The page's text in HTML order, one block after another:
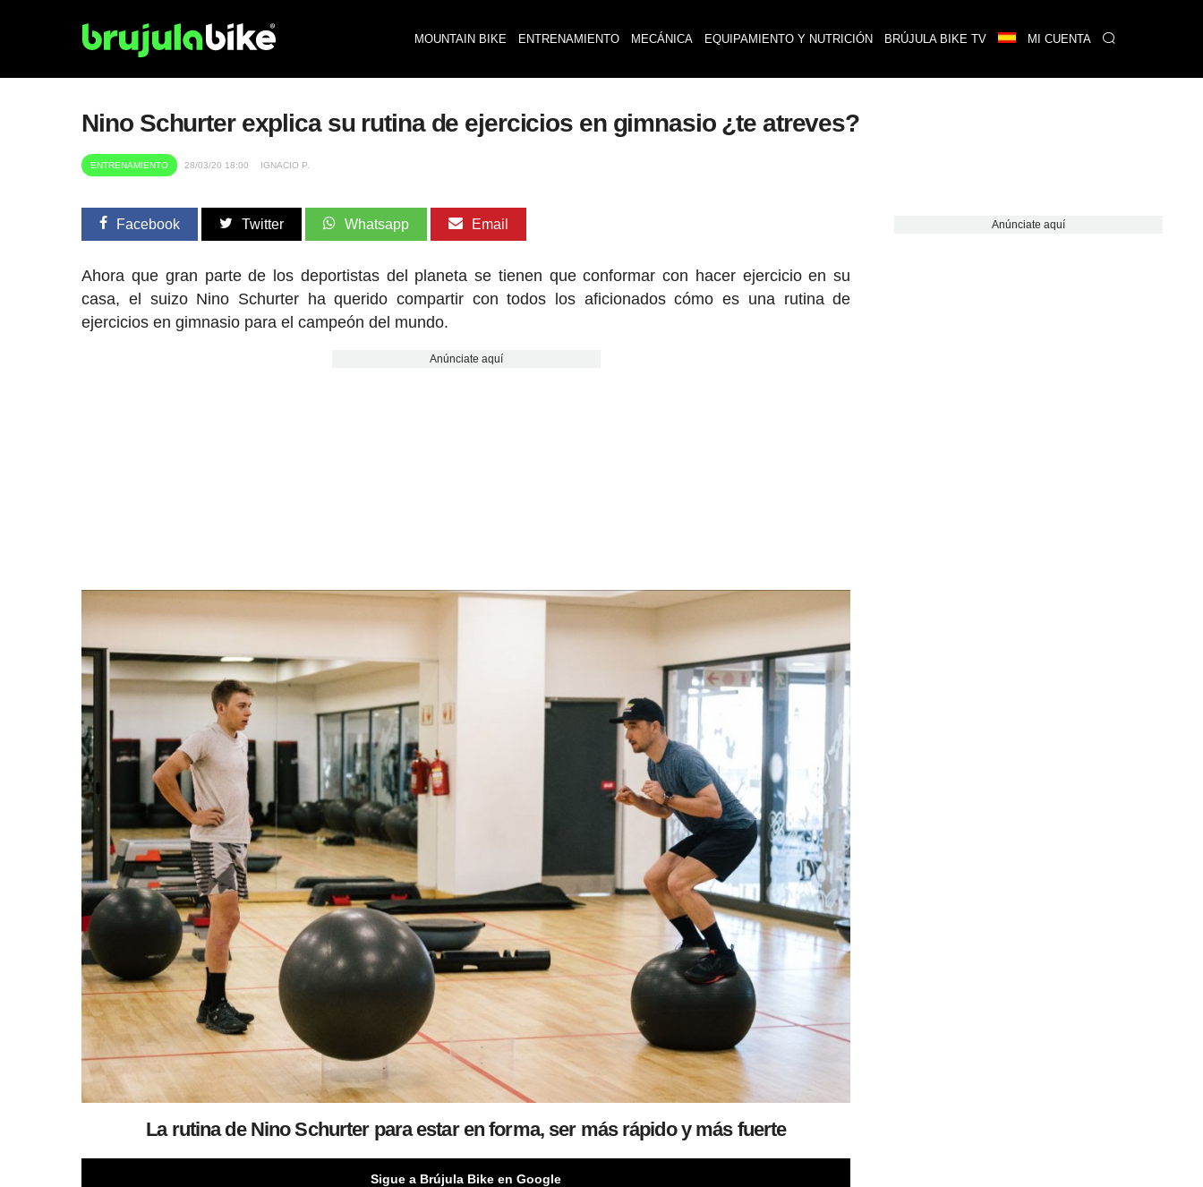
MOUNTAIN BIKE ENTRENAMIENTO MECÁNICA EQUIPAMIENTO Y NUTRICIÓN BRÚJULA BIKE TV MI CUENTA
Nino Schurter explica su rutina de ejercicios en gimnasio ¿te atreves?
ENTRENAMIENTO 28/03/20 18:00 IGNACIO P.
Facebook Twitter Whatsapp Email
Ahora que gran parte de los deportistas del planeta se tienen que conformar con hacer ejercicio en su
casa, el suizo Nino Schurter ha querido compartir con todos los aficionados cómo es una rutina de
ejercicios en gimnasio para el campeón del mundo.
Anúnciate aquí
La rutina de Nino Schurter para estar en forma, ser más rápido y más fuerte
Sigue a Brújula Bike en Google
Anúnciate aquí